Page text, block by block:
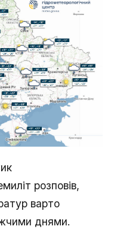
розповів,
варто
днями.